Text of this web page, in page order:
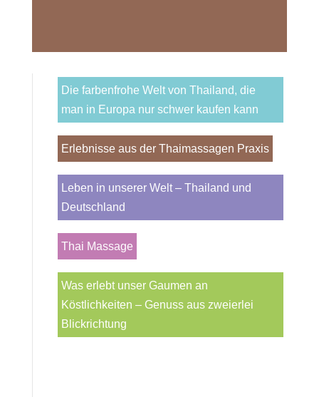
Die farbenfrohe Welt von Thailand, die
man in Europa nur schwer kaufen kann
Erlebnisse aus der Thaimassagen Praxis
Leben in unserer Welt – Thailand und
Deutschland
Thai Massage
Was erlebt unser Gaumen an
Köstlichkeiten – Genuss aus zweierlei
Blickrichtung